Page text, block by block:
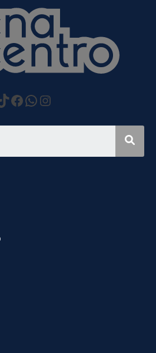
Facebook
WhatsApp
Instagram